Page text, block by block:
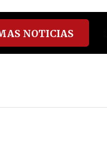
spotify
NOTICIAS